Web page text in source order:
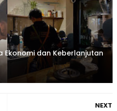
Ekonomi dan Keberlanjutan
NEXT